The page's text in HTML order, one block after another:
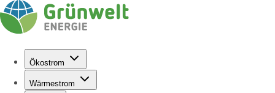
Ökostrom
Wärmestrom